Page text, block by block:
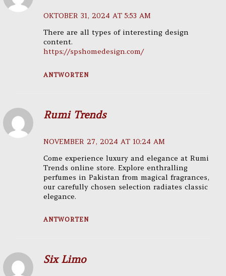
OKTOBER 31, 2024 AT 5:53 AM
There are all types of interesting design
content.
https://spshomedesign.com/
ANTWORTEN
Rumi Trends
NOVEMBER 27, 2024 AT 10:24 AM
Come experience luxury and elegance at Rumi
Trends online store. Explore enthralling
perfumes in Pakistan from magical fragrances,
our carefully chosen selection radiates classic
elegance.
ANTWORTEN
Six Limo